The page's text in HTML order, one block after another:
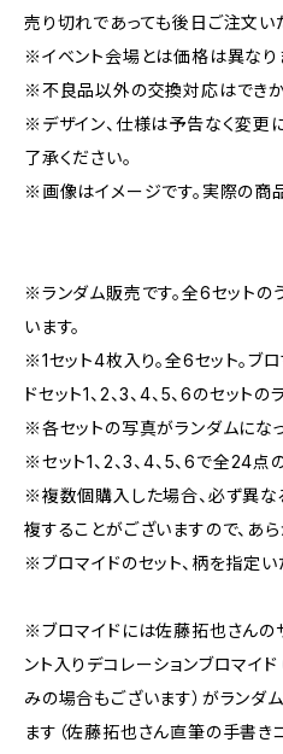
売り切れであっても後日ご注文い
※イベント会場とは価格は異なり
※不良品以外の交換対応はできか
※デザイン、仕様は予告なく変更
了承ください。
※画像はイメージです。実際の商
※ランダム販売です。全6セットの
います。
※1セット4枚入り。全6セット。ブ
ドセット1、2、3、4、5、6のセット
※各セットの写真がランダムにな
※セット1、2、3、4、5、6で全24点
※複数個購入した場合、必ず異な
複することがございますので、あ
※ブロマイドのセット、柄を指定い
※ブロマイドには佐藤拓也さんの
ント入りデコレーションブロマイ
みの場合もございます）がランダ
ます（佐藤拓也さん直筆の手書き